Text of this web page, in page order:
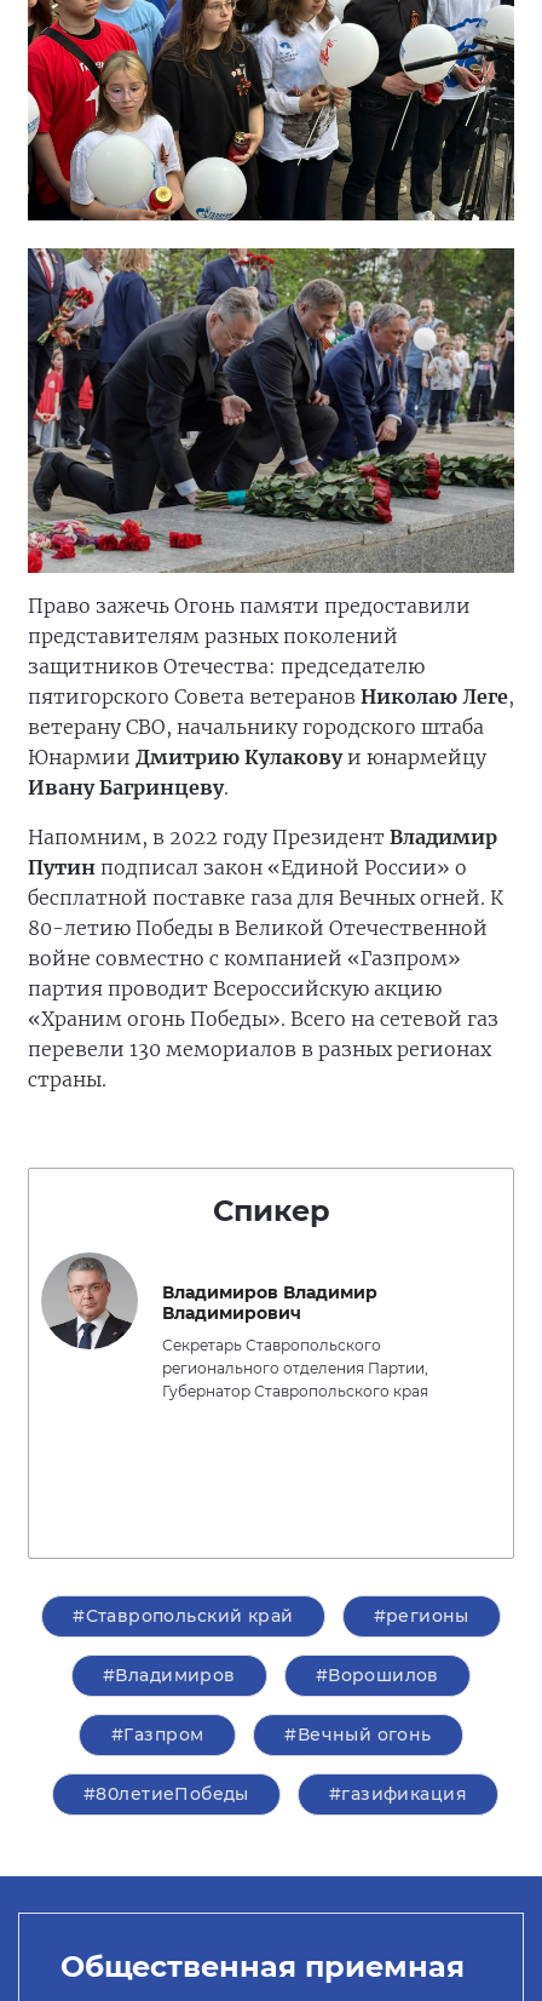
Право зажечь Огонь памяти предоставили
представителям разных поколений
защитников Отечества: председателю
пятигорского Совета ветеранов Николаю Леге,
ветерану СВО, начальнику городского штаба
Юнармии Дмитрию Кулаковуи юнармейцу
Ивану Багринцеву.
Напомним, в 2022 году Президент Владимир
Путин подписал закон «Единой России» о
бесплатной поставке газа для Вечных огней. К
80-летию Победы в Великой Отечественной
войне совместно с компанией «Газпром»
партия проводит Всероссийскую акцию
«Храним огонь Победы». Всего на сетевой газ
перевели 130 мемориалов в разных регионах
страны.
Спикер
Владимиров Владимир
Владимирович
Секретарь Ставропольского
регионального отделения Партии,
Губернатор Ставропольского края
#Ставропольский край #регионы
#Владимиров #Ворошилов
#Газпром #Вечный огонь
#80летиеПобеды #газификация
Общественная приемная